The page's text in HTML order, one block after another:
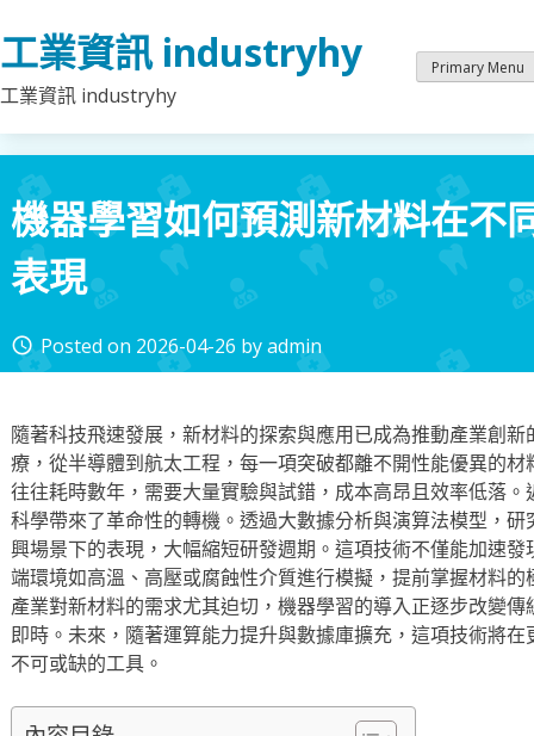
to
content
工業資訊 industryhy
工業資訊 industryhy
Primary Menu
機器學習如何預測新材料在不
表現
access_time Posted on 2026-04-26 byadmin
隨著科技飛速發展，新材料的探索與應用已成為推動產業創
療，從半導體到航太工程，每一項突破都離不開性能優異的
往往耗時數年，需要大量實驗與試錯，成本高昂且效率低落
科學帶來了革命性的轉機。透過大數據分析與演算法模型，
興場景下的表現，大幅縮短研發週期。這項技術不僅能加速
端環境如高溫、高壓或腐蝕性介質進行模擬，提前掌握材料
產業對新材料的需求尤其迫切，機器學習的導入正逐步改變
即時。未來，隨著運算能力提升與數據庫擴充，這項技術將
不可或缺的工具。